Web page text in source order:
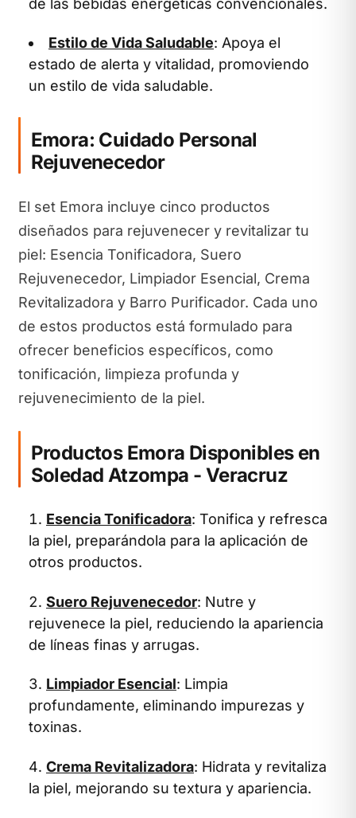
Estilo de Vida Saludable: Apoya el
estado de alerta y vitalidad, promoviendo
un estilo de vida saludable.
Emora: Cuidado Personal
Rejuvenecedor
El set Emora incluye cinco productos
diseñados para rejuvenecer y revitalizar tu
piel: Esencia Tonificadora, Suero
Rejuvenecedor, Limpiador Esencial, Crema
Revitalizadora y Barro Purificador. Cada uno
de estos productos está formulado para
ofrecer beneficios específicos, como
tonificación, limpieza profunda y
rejuvenecimiento de la piel.
Productos Emora Disponibles en
Soledad Atzompa - Veracruz
Esencia Tonificadora: Tonifica y refresca
la piel, preparándola para la aplicación de
otros productos.
Suero Rejuvenecedor: Nutre y
rejuvenece la piel, reduciendo la apariencia
de líneas finas y arrugas.
Limpiador Esencial: Limpia
profundamente, eliminando impurezas y
toxinas.
Crema Revitalizadora: Hidrata y revitaliza
la piel, mejorando su textura y apariencia.